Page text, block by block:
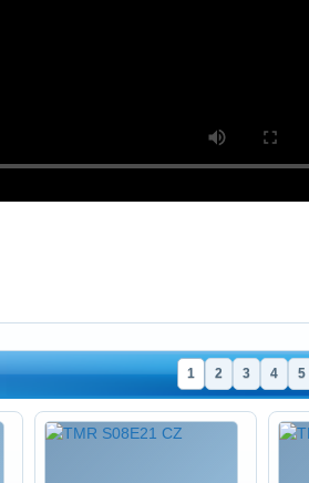
1 2 3 4 5